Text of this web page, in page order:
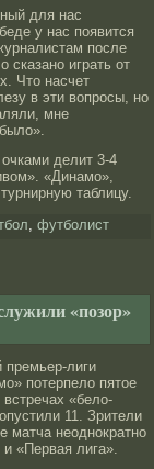
для нас
у нас появится
после
играть от
Что насчет
в эти вопросы, но
мне
делит 3-4
«Динамо»,
таблицу.
, футболист
«позор»
премьер-лиги
потерпело пятое
«бело-
11. Зрители
матча неоднократно
«Первая лига».